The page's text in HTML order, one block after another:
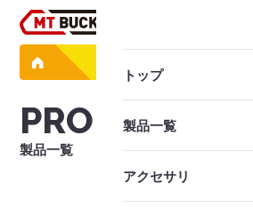
トップ
製品一覧
アクセサリ
製品一覧
PRODUCTS
検索条件を選択する